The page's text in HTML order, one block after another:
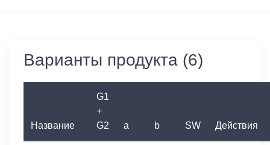
Варианты продукта (6)
Название
G1
+
G2
a b SW Действия